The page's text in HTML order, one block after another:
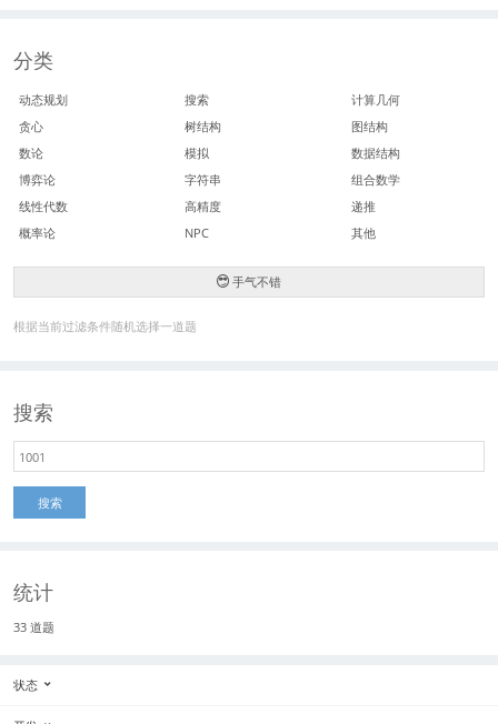
分类
动态规划 搜索
计算几何
贪心
树结构
图结构
数论
模拟
数据结构
博弈论
字符串
组合数学
线性代数
高精度
递推
概率论
NPC 其他
手气不错
根据当前过滤条件随机选择一道题
搜索
搜索
统计
33 道题
状态